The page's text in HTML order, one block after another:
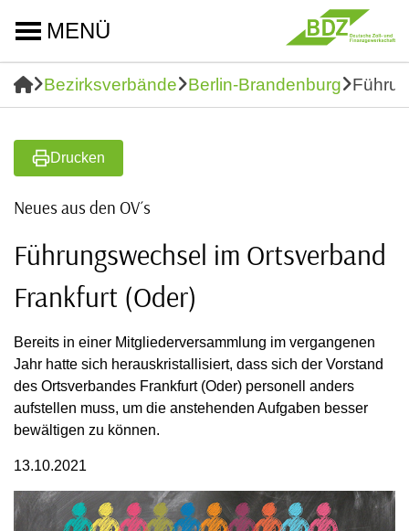
MENÜ
Bezirksverbände Berlin-Brandenburg
Drucken
Neues aus den OV´s
Führungswechsel im Ortsverband
Frankfurt (Oder)
Bereits in einer Mitgliederversammlung im vergangenen
Jahr hatte sich herauskristallisiert, dass sich der Vorstand
des Ortsverbandes Frankfurt (Oder) personell anders
aufstellen muss, um die anstehenden Aufgaben besser
bewältigen zu können.
13.10.2021